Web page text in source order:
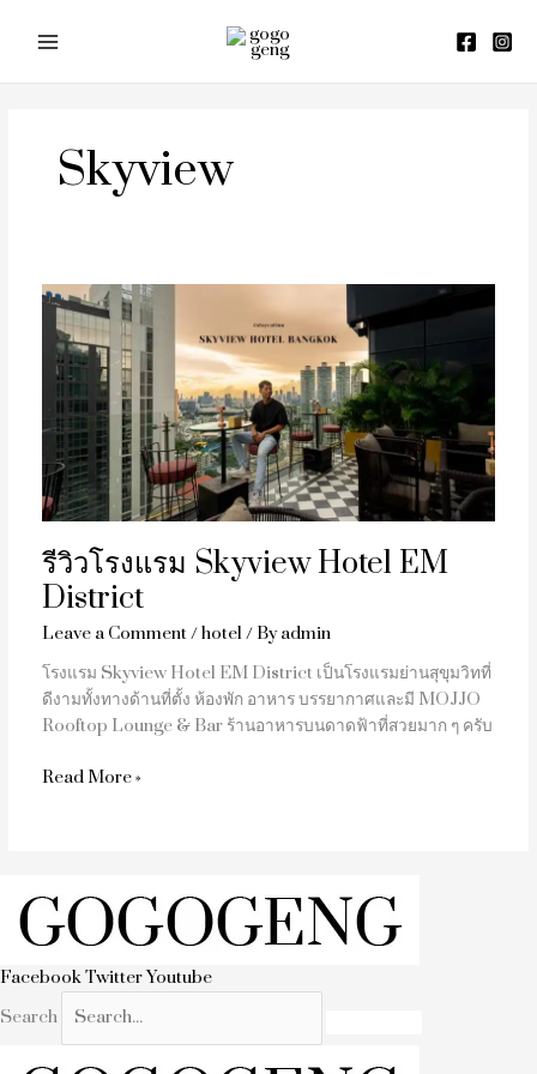
Skyview
รีวิวโรงแรม Skyview Hotel EM
District
Leave a Comment/hotel/ Byadmin
โรงแรม Skyview Hotel EM District เป็นโรงแรมย่านสุขุมวิทที่
ดีงามทั้งทางด้านที่ตั้ง ห้องพัก อาหาร บรรยากาศและมี MOJJO
Rooftop Lounge & Bar ร้านอาหารบนดาดฟ้าที่สวยมาก ๆ ครับ
รีวิว
โรงแรม
Skyview
Hotel
EM
District
Read More »
FacebookTwitterYoutube
Search